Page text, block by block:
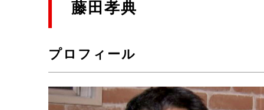
藤田孝典
プロフィール